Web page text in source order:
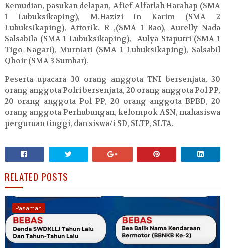
Kemudian, pasukan delapan, Afief Alfatlah Harahap (SMA
1 Lubuksikaping), M.Hazizi In Karim (SMA 2
Lubuksikaping), Attorik. R ,(SMA 1 Rao), Aurelly Nada
Salsabila (SMA 1 Lubuksikaping), Aulya Staputri (SMA 1
Tigo Nagari), Murniati (SMA 1 Lubuksikaping), Salsabil
Qhoir (SMA 3 Sumbar).
Peserta upacara 30 orang anggota TNI bersenjata, 30
orang anggota Polri bersenjata, 20 orang anggota Pol PP,
20 orang anggota Pol PP, 20 orang anggota BPBD, 20
orang anggota Perhubungan, kelompok ASN, mahasiswa
perguruan tinggi, dan siswa/i SD, SLTP, SLTA.
RELATED POSTS
Pasaman